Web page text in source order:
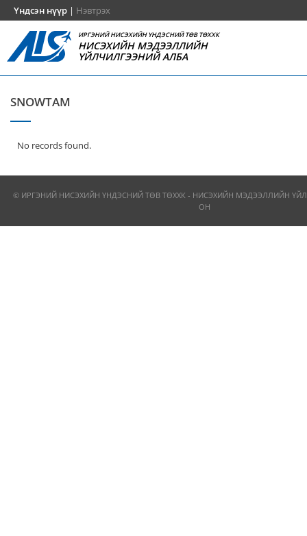
Үндсэн нүүр | Нэвтрэх
ИРГЭНИЙ НИСЭХИЙН ҮНДЭСНИЙ ТӨВ ТӨХХК
НИСЭХИЙН МЭДЭЭЛЛИЙН
ҮЙЛЧИЛГЭЭНИЙ АЛБА
SNOWTAM
No records found.
© ИРГЭНИЙ НИСЭХИЙН ҮНДЭСНИЙ ТӨВ ТӨХХК - НИСЭХИЙН МЭДЭЭЛЛИЙН
ОН